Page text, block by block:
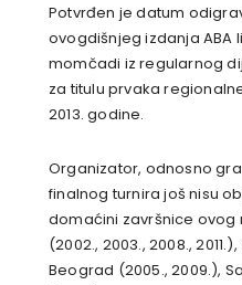
Potvrđen je datum
ovogdišnjeg izdanja ABA
momčadi iz regularnog
za titulu prvaka
2013. godine.
Organizator, odnosno
finalnog turnira još nisu
domaćini završnice ovog
(2002., 2003., 2008.,
Beograd (2005., 2009.),